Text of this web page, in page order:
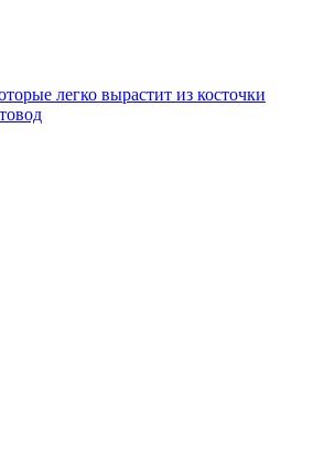
легко вырастит из косточки